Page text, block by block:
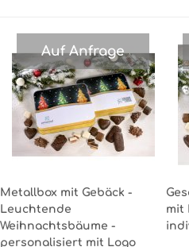
Auf Anfrage
Metallbox mit Gebäck -
Leuchtende
Weihnachtsbäume -
personalisiert mit Logo
mit